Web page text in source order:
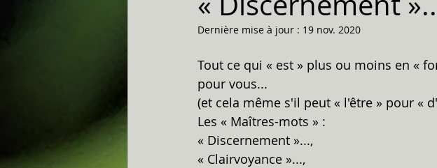
Dernière mise à jour : 19 nov. 2020
Tout ce qui « est » plus ou moins en «
pour vous...
(et cela même s'il peut « l'être » pour «
Les « Maîtres-mots » :
« Discernement »...,
« Clairvoyance »...,